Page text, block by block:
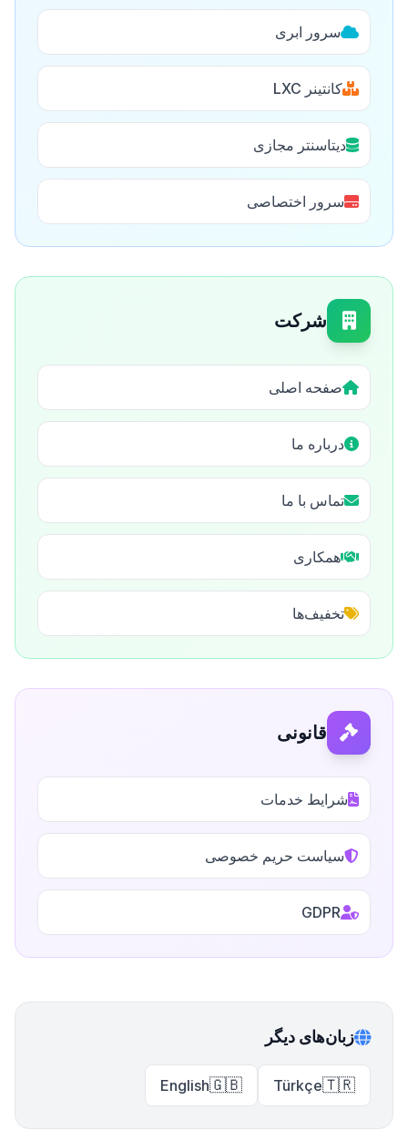
سرور ابری
کانتینر LXC
دیتاسنتر مجازی
سرور اختصاصی
شرکت
صفحه اصلی
درباره ما
تماس با ما
همکاری
تخفیف‌ها
قانونی
شرایط خدمات
سیاست حریم خصوصی
GDPR
زبان‌های دیگر
🇹🇷
Türkçe
🇬🇧
English